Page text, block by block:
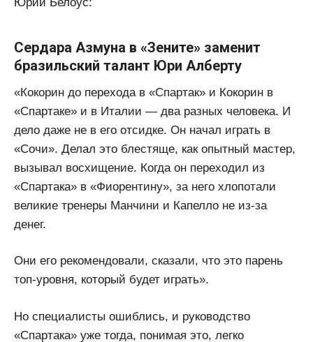
Сердара Азмуна в «Зените» заменит
бразильский талант Юри Алберту
«Кокорин до перехода в «Спартак» и Кокорин в
«Спартаке» и в Италии — два разных человека. И
дело даже не в его отсидке. Он начал играть в
«Сочи». Делал это блестяще, как опытный мастер,
вызывал восхищение. Когда он переходил из
«Спартака» в «Фиорентину», за него хлопотали
великие тренеры Манчини и Капелло не из-за
денег.
Они его рекомендовали, сказали, что это парень
топ-уровня, который будет играть».
Но специалисты ошиблись, и руководство
«Спартака» уже тогда, понимая это, легко